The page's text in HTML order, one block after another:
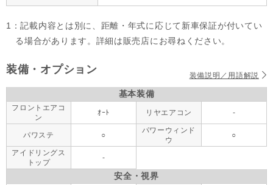
1：記載内容とは別に、距離・年式に応じて新車保証が付いてい
る場合があります。詳細は販売店にお尋ねください。
装備・オプション 装備説明／用語解説
基本装備
フロントエアコ
ン
ｵｰﾄ リヤエアコン -
パワステ ○
パワーウィンド
ウ
○
アイドリングス
トップ
-
安全・視界